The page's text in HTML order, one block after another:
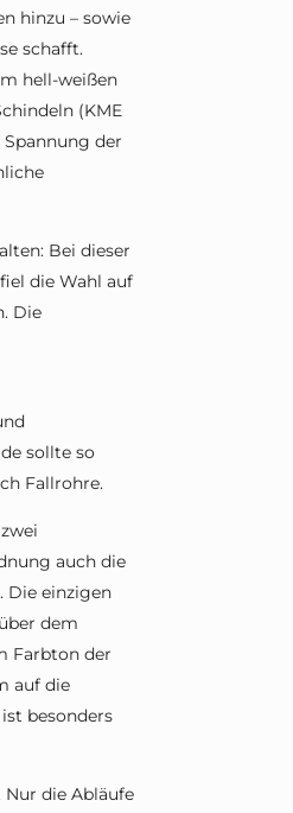
hinzu – sowie
schafft.
hell-weißen
(KME
der
Bei dieser
die Wahl auf
Die
sollte so
Fallrohre.
auch die
Die einzigen
dem
Farbton der
auf die
besonders
die Abläufe